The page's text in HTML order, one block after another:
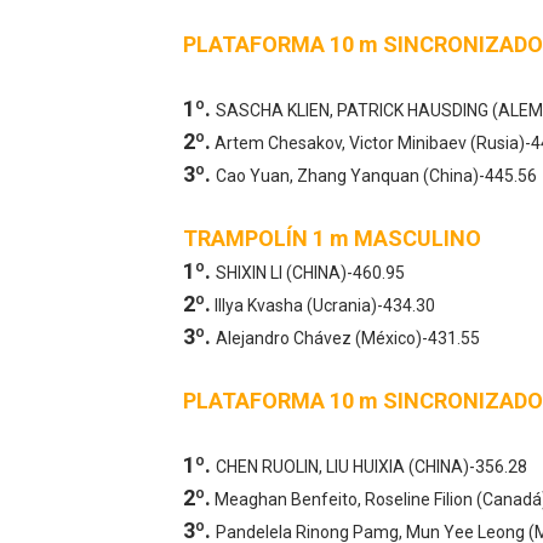
Mundial de piragüismo
Tour de Francia
Mundial de Fórmula 1
Campeonato de Europa
Campeonato de Europa
PLATAFORMA 10 m
1º. SASCHA KLIEN, PATRICK HAUSDING
2º. Artem Chesakov, Victor Minibaev (Rusia)-
3º. Cao Yuan, Zhang Yanquan (China)-445.56
TRAMPOLÍN 1 m MASCULINO
1º. SHIXIN LI (CHINA)-460.95
2º. Illya Kvasha (Ucrania)-434.30
3º. Alejandro Chávez (México)-431.55
PLATAFORMA 10 m
1º. CHEN RUOLIN, LIU HUIXIA (CHINA)-356.28
2º. Meaghan Benfeito, Roseline Filion
3º. Pandelela Rinong Pamg, Mun Yee Leong